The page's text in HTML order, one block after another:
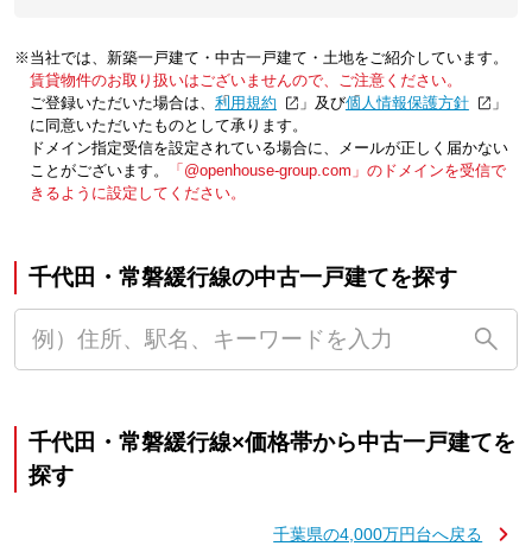
※当社では、新築一戸建て・中古一戸建て・土地をご紹介しています。
賃貸物件のお取り扱いはございませんので、ご注意ください。
ご登録いただいた場合は、「利用規約 」及び「個人情報保護方針
」
に同意いただいたものとして承ります。
ドメイン指定受信を設定されている場合に、メールが正しく届かない
ことがございます。
「@openhouse-group.com」のドメインを受信で
きるように設定してください。
千代田・常磐緩行線の中古一戸建てを探す
千代田・常磐緩行線×価格帯から中古一戸建てを
探す
千葉県の4,000万円台へ戻る